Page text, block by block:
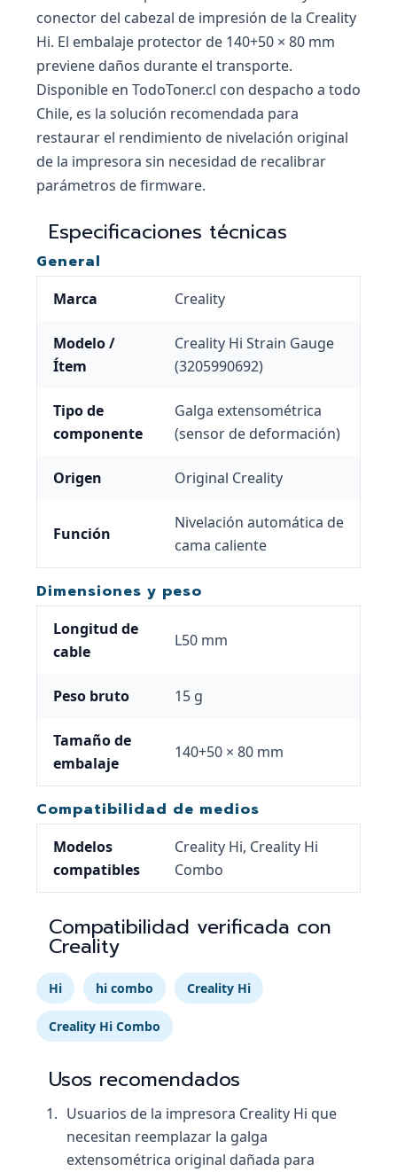
conector del cabezal de impresión de la Creality
Hi. El embalaje protector de 140+50 × 80 mm
previene daños durante el transporte.
Disponible en TodoToner.cl con despacho a todo
Chile, es la solución recomendada para
restaurar el rendimiento de nivelación original
de la impresora sin necesidad de recalibrar
parámetros de firmware.
Especificaciones técnicas
General
Marca Creality
Modelo /
Ítem
Creality Hi Strain Gauge
(3205990692)
Tipo de
componente
Galga extensométrica
(sensor de deformación)
Origen Original Creality
Función
Nivelación automática de
cama caliente
Dimensiones y peso
Longitud de
cable
L50 mm
Peso bruto 15 g
Tamaño de
embalaje
140+50 × 80 mm
Compatibilidad de medios
Modelos
compatibles
Creality Hi, Creality Hi
Combo
Compatibilidad verificada con
Creality
Hi hi combo Creality Hi
Creality Hi Combo
Usos recomendados
Usuarios de la impresora Creality Hi que
necesitan reemplazar la galga
extensométrica original dañada para